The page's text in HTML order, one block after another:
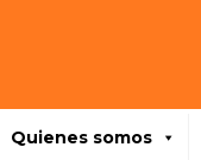
Quienes somos